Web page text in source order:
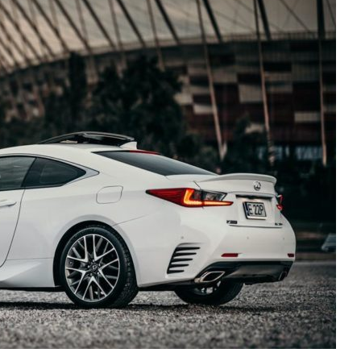
na czym
18 grudnia, 2025
DOM
Szlachetna metalurgia we
wnętrzach: Balustrady mosiężne
jako wyraz ponadczasowego
luksusu i rzemiosła
artystycznego
Redakcja Fresh.org.pl 18 maja, 2026